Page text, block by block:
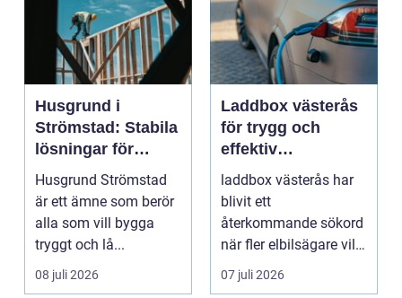
Husgrund i
Strömstad: Stabila
lösningar för
boende vid kusten
Husgrund Strömstad
är ett ämne som berör
alla som vill bygga
tryggt och lå...
08 juli 2026
Laddbox västerås
för trygg och
effektiv
hemmaladdning
laddbox västerås har
blivit ett
återkommande sökord
när fler elbilsägare vill
ladda hemma på ett
säk...
07 juli 2026